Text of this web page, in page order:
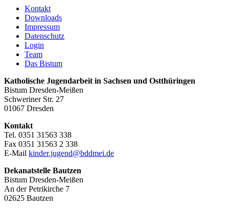
Kontakt
Downloads
Impressum
Datenschutz
Login
Team
Das Bistum
Katholische Jugendarbeit in Sachsen und Ostthüringen
Bistum Dresden-Meißen
Schweriner Str. 27
01067 Dresden
Kontakt
Tel. 0351 31563 338
Fax 0351 31563 2 338
E-Mail kinder.jugend@bddmei.de
Dekanatstelle Bautzen
Bistum Dresden-Meißen
An der Petrikirche 7
02625 Bautzen